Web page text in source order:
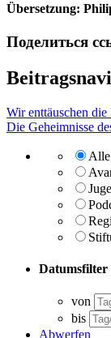
Übersetzung:
Поделиться
Wir enttäuschen
Die Geheimnisse
Alle
Datumsfilter
von
bis
Abwerfen